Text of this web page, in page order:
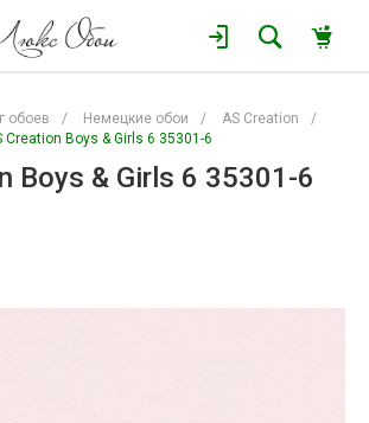
обоев / Немецкие обои / AS Creation
/
Creation Boys & Girls 6 35301-6
Boys & Girls 6 35301-6